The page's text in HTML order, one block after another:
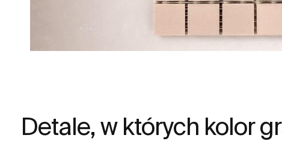
Detale, w których kolor